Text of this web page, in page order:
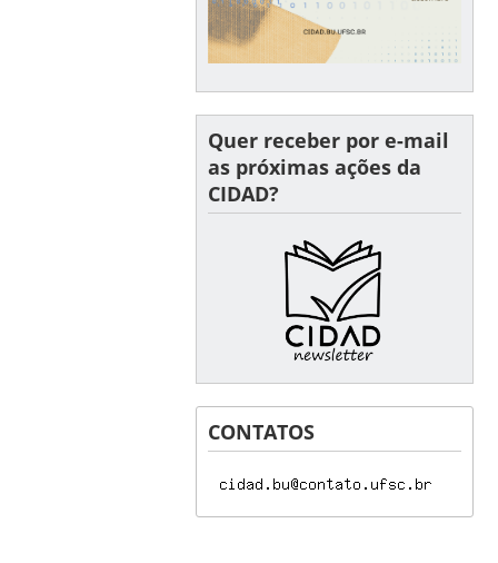
Quer receber por e-mail
as próximas ações da
CIDAD?
CONTATOS